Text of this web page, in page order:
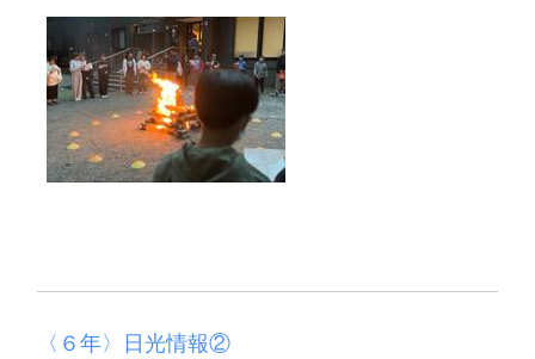
〈６年〉日光情報②